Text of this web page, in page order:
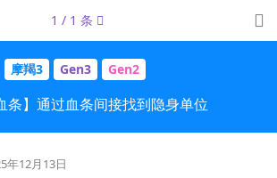
摩羯3 Gen3 Gen2
条】通过血条间接找到隐身单位
1 / 1 条
年12月13日